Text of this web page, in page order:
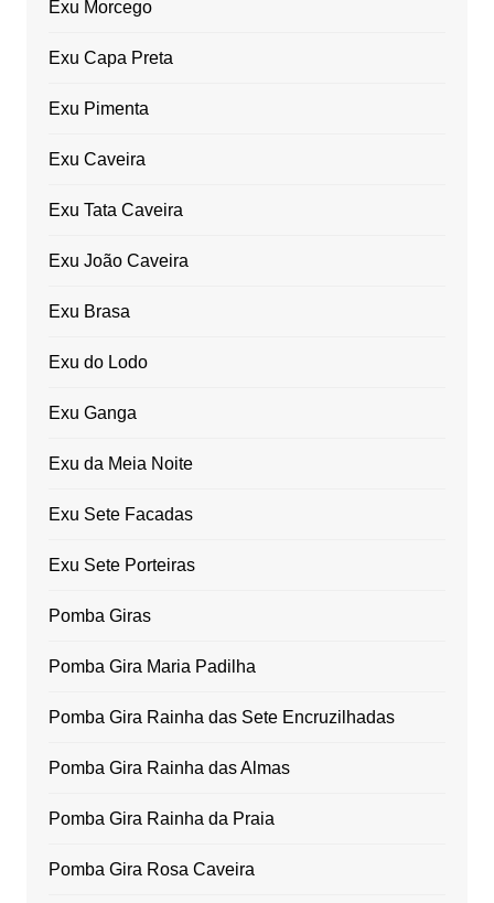
Exu Morcego
Exu Capa Preta
Exu Pimenta
Exu Caveira
Exu Tata Caveira
Exu João Caveira
Exu Brasa
Exu do Lodo
Exu Ganga
Exu da Meia Noite
Exu Sete Facadas
Exu Sete Porteiras
Pomba Giras
Pomba Gira Maria Padilha
Pomba Gira Rainha das Sete Encruzilhadas
Pomba Gira Rainha das Almas
Pomba Gira Rainha da Praia
Pomba Gira Rosa Caveira